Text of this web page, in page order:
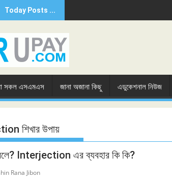
Today Posts ...
সকল এসএমএস জানা অজানা কিছু এডুকেশনাল নিউজ
শিখার উপায়
Interjection এর ব্যবহার কি কি?
Rana Jibon